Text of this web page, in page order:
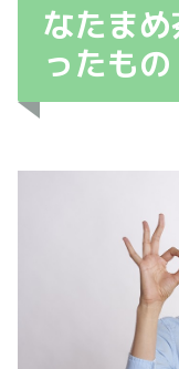
なたま
ったもの